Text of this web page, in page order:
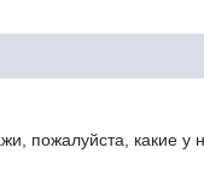
пожалуйста, какие